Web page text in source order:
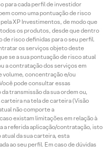
para cada perfil de investidor
como uma pontuação de risco
XP Investimentos, de modo que
os produtos, desde que dentro
de risco definidas para o seu perfil.
os serviços objeto deste
se a sua pontuação de risco atual
a contratação dos serviços em
volume, concentração e/ou
pode consultar essas
transmissão da sua ordem ou,
na tela de carteira (Visão
não comporte a
existam limitações em relação à
a referida aplicação/contratação, isto
da sua carteira, esta
ao seu perfil. Em caso de dúvidas